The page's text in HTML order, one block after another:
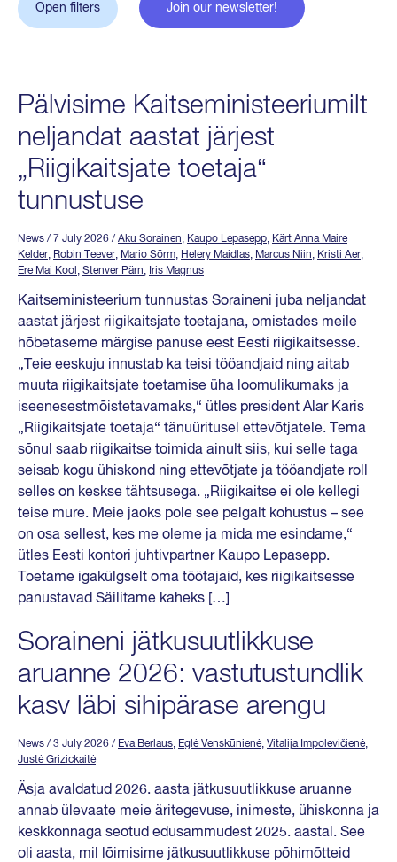
Pälvisime Kaitseministeeriumilt
neljandat aastat järjest
„Riigikaitsjate toetaja“
tunnustuse
News / 7 July 2026 / Aku Sorainen, Kaupo Lepasepp, Kärt Anna Maire
Kelder, Robin Teever, Mario Sõrm, Helery Maidlas, Marcus Niin, Kristi Aer,
Ere Mai Kool , Stenver Pärn, Iris Magnus
Kaitseministeerium tunnustas Soraineni juba neljandat
aastat järjest riigikaitsjate toetajana, omistades meile
hõbetaseme märgise panuse eest Eesti riigikaitsesse.
„Teie eeskuju innustab ka teisi tööandjaid ning aitab
muuta riigikaitsjate toetamise üha loomulikumaks ja
iseenesestmõistetavamaks,“ ütles president Alar Karis
„Riigikaitsjate toetaja“ tänuüritusel ettevõtjatele. Tema
sõnul saab riigikaitse toimida ainult siis, kui selle taga
seisab kogu ühiskond ning ettevõtjate ja tööandjate roll
selles on keskse tähtsusega. „Riigikaitse ei ole kellegi
teise mure. Meie jaoks pole see pelgalt kohustus – see
on osa sellest, kes me oleme ja mida me esindame,“
ütles Eesti kontori juhtivpartner Kaupo Lepasepp.
Toetame igakülgselt oma töötajaid, kes riigikaitsesse
panustavad Säilitame kaheks […]
Soraineni jätkusuutlikkuse
aruanne 2026: vastutustundlik
kasv läbi sihipärase arengu
News / 3 July 2026 / Eva Berlaus, Eglė Venskūnienė, Vitalija Impolevičienė,
Justė Grizickaitė
Äsja avaldatud 2026. aasta jätkusuutlikkuse aruanne
annab ülevaate meie äritegevuse, inimeste, ühiskonna ja
keskkonnaga seotud edusammudest 2025. aastal. See
oli aasta, mil lõimisime jätkusuutlikkuse põhimõtteid
Open filters Join our newsletter!